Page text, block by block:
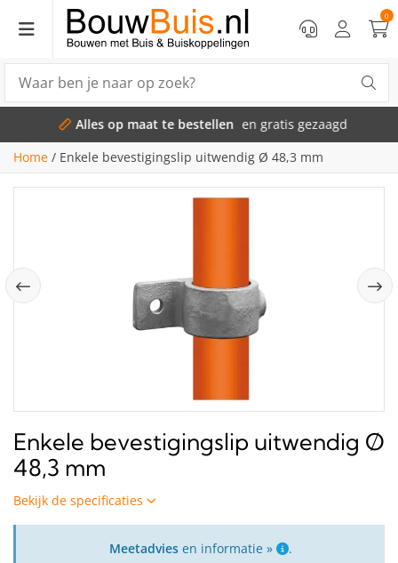
0
Alles op maat te bestellen
en gratis gezaagd
Home / Enkele bevestigingslip uitwendig Ø 48,3 mm
Enkele bevestigingslip uitwendig Ø
48,3 mm
Bekijk de specificaties
Meetadviesen informatie » .